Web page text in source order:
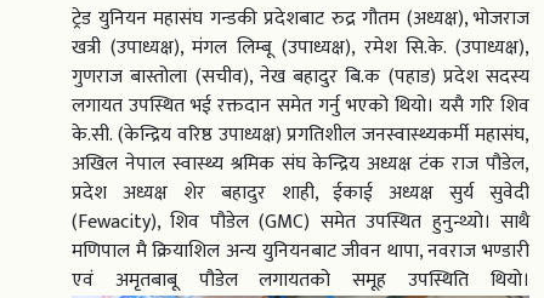
ट्रेड युनियन महासंघ गन्डकी प्रदेशबाट रुद्र गौतम (अध्यक्ष), भोजराज
खत्री (उपाध्यक्ष), मंगल लिम्बू (उपाध्यक्ष), रमेश सि.के. (उपाध्यक्ष),
गुणराज बास्तोला (सचीव), नेख बहादुर बि.क (पहाड) प्रदेश सदस्य
लगायत उपस्थित भई रक्तदान समेत गर्नु भएको थियो। यसै गरि शिव
के.सी. (केन्द्रिय वरिष्ठ उपाध्यक्ष) प्रगतिशील जनस्वास्थ्यकर्मी महासंघ,
अखिल नेपाल स्वास्थ्य श्रमिक संघ केन्द्रिय अध्यक्ष टंक राज पौडेल,
प्रदेश अध्यक्ष शेर बहादुर शाही, ईकाई अध्यक्ष सुर्य सुवेदी
(Fewacity), शिव पौडेल (GMC) समेत उपस्थित हुनुन्थ्यो। साथै
मणिपाल मै क्रियाशिल अन्य युनियनबाट जीवन थापा, नवराज भण्डारी
एवं अमृतबाबू पौडेल लगायतको समूह उपस्थिति थियो।